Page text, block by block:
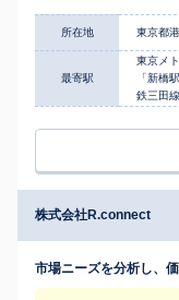
所在地 東京都
最寄駅
東京メ
「新橋
鉄三田
株式会社R.connect
市場ニーズを分析し、